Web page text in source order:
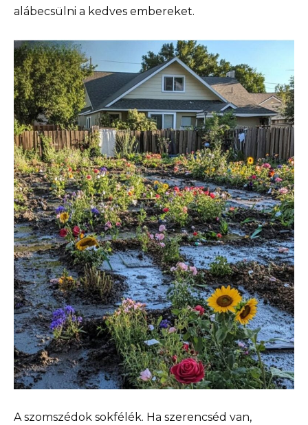
alábecsülni a kedves embereket.
A szomszédok sokfélék. Ha szerencséd van,